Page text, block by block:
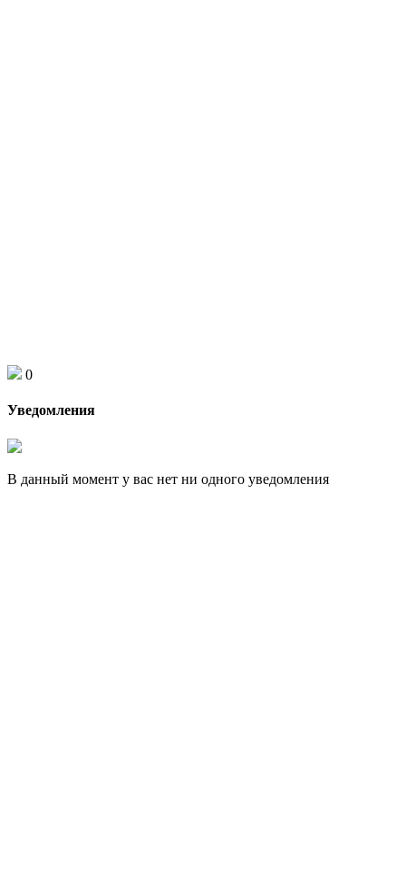
0
Уведомления
В данный момент у вас нет ни одного уведомления